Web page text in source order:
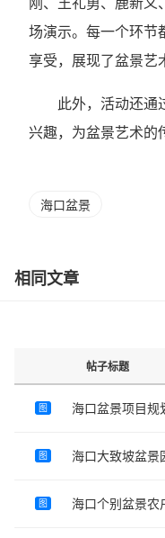
刚、王礼勇、鹿新义
场演示。每一个环节
享受，展现了盆景艺
此外，活动还通
兴趣，为盆景艺术的
海口盆景
相同文章
帖子标题
图 海口盆景项目规
图 海口大致坡盆景
图 海口个别盆景农